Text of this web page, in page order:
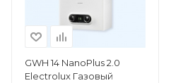
GWH 14 NanoPlus 2.0
Electrolux Газовый